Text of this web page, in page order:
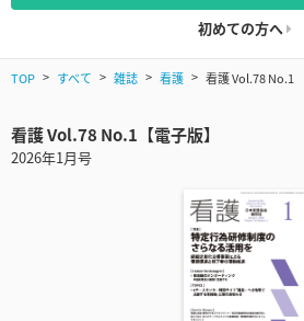
初めての方へ
TOP すべて 雑誌 看護 看護 Vol.78 No.1
看護 Vol.78 No.1【電子版】
2026年1月号